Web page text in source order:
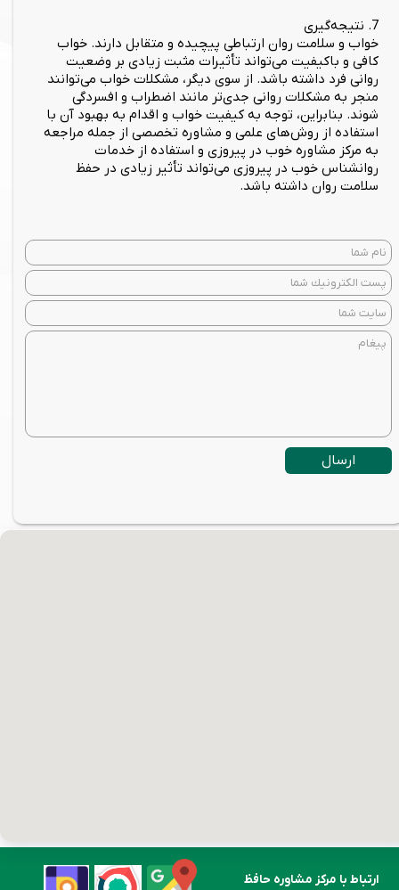
7. نتیجه‌گیری
خواب و سلامت روان ارتباطی پیچیده و متقابل دارند. خواب
کافی و باکیفیت می‌تواند تأثیرات مثبت زیادی بر وضعیت
روانی فرد داشته باشد. از سوی دیگر، مشکلات خواب می‌توانند
منجر به مشکلات روانی جدی‌تر مانند اضطراب و افسردگی
شوند. بنابراین، توجه به کیفیت خواب و اقدام به بهبود آن با
استفاده از روش‌های علمی و مشاوره تخصصی از جمله مراجعه
به مرکز مشاوره خوب در پیروزی و استفاده از خدمات
روانشناس خوب در پیروزی می‌تواند تأثیر زیادی در حفظ
سلامت روان داشته باشد.
ارسال
ارتباط با مرکز مشاوره حافظ